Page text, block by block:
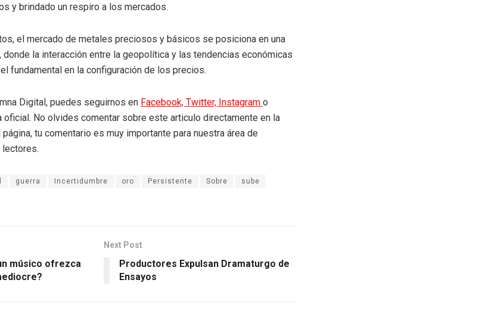
y brindado un respiro a los mercados.
el mercado de metales preciosos y básicos se posiciona en una
donde la interacción entre la geopolítica y las tendencias económicas
fundamental en la configuración de los precios.
Digital, puedes seguirnos en Facebook, Twitter, Instagram o
oficial. No olvides comentar sobre este articulo directamente en la
tu comentario es muy importante para nuestra área de
guerra Incertidumbre oro Persistente Sobre sube
músico ofrezca
Next Post
Productores Expulsan Dramaturgo de
Ensayos